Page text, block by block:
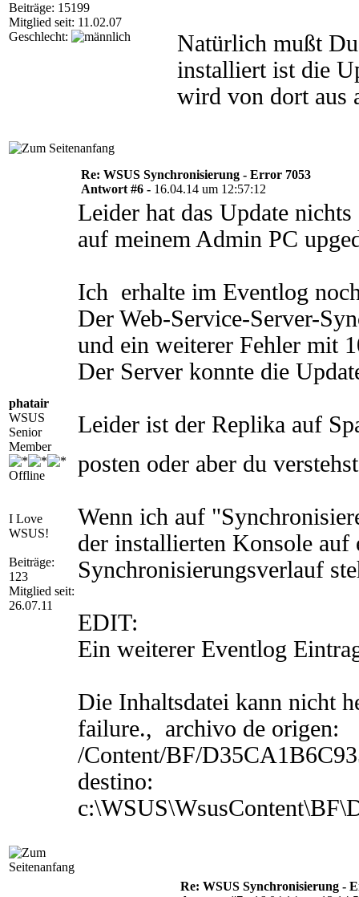
Beiträge: 15199
Mitglied seit: 11.02.07
Geschlecht:
Natürlich mußt
installiert ist die
wird von dort aus
phatair
WSUS
Senior
Member
Offline
I Love
WSUS!
Beiträge:
123
Mitglied seit:
26.07.11
Re: WSUS Synchronisierung - Error 7053
Antwort #6 - 16.04.14 um 12:57:12
Leider hat das Update
auf meinem Admin PC
Ich erhalte im Eventlog
Der Web-Service-Server-
und ein weiterer Fehler mit
Der Server konnte die
Leider ist der Replika auf
posten oder aber du
Wenn ich auf
der installierten Konsole auf
Synchronisierungsverlauf
EDIT:
Ein weiterer Eventlog
Die Inhaltsdatei kann nicht
failure., archivo de origen:
/Content/BF/
destino:
Re: WSUS Synchronisierung -